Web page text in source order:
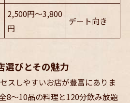
2,500円〜3,800
円
デート向き
選びとその魅力
スしやすいお店が豊富にありま
8〜10品の料理と120分飲み放題